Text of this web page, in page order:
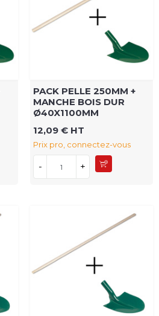
PACK PELLE 250MM +
MANCHE BOIS DUR
Ø40X1100MM
12,09 € HT
Prix pro, connectez-vous
- +